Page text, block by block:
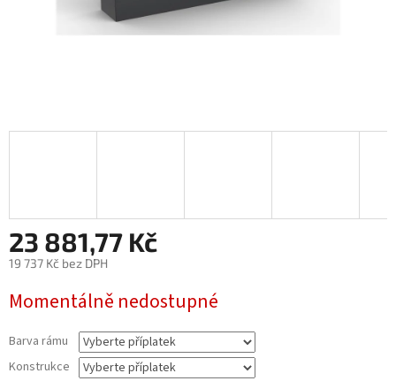
23 881,77 Kč
19 737 Kč bez DPH
cena:
Momentálně nedostupné
Barva rámu
Konstrukce